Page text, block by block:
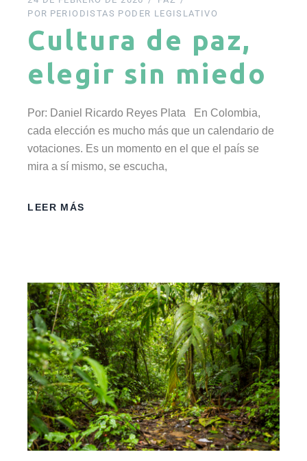
POR PERIODISTAS PODER LEGISLATIVO
Cultura de paz,
elegir sin miedo
Por: Daniel Ricardo Reyes Plata En Colombia,
cada elección es mucho más que un calendario de
votaciones. Es un momento en el que el país se
mira a sí mismo, se escucha,
LEER MÁS